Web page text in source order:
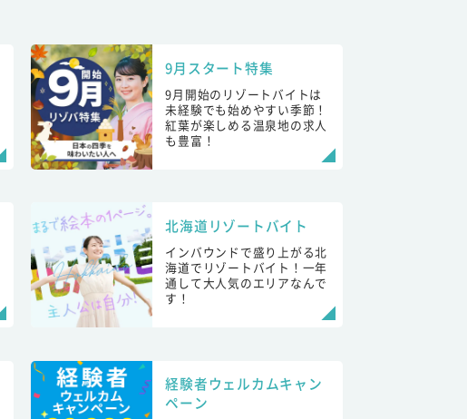
9月スタート特集
9月開始のリゾートバイトは
未経験でも始めやすい季節！
紅葉が楽しめる温泉地の求人
も豊富！
北海道リゾートバイト
インバウンドで盛り上がる北
海道でリゾートバイト！一年
通して大人気のエリアなんで
す！
経験者ウェルカムキャン
ペーン